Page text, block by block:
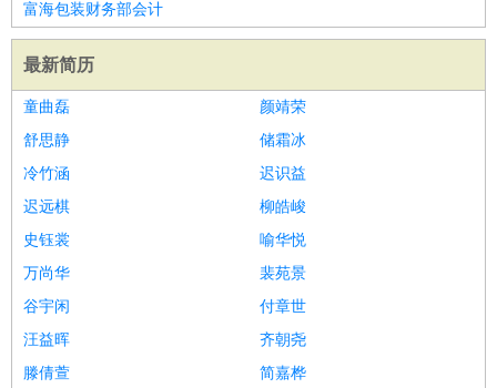
富海包装财务部会计
最新简历
童曲磊
颜靖荣
舒思静
储霜冰
冷竹涵
迟识益
迟远棋
柳皓峻
史钰裳
喻华悦
万尚华
裴苑景
谷宇闲
付章世
汪益晖
齐朝尧
滕倩萱
简嘉桦